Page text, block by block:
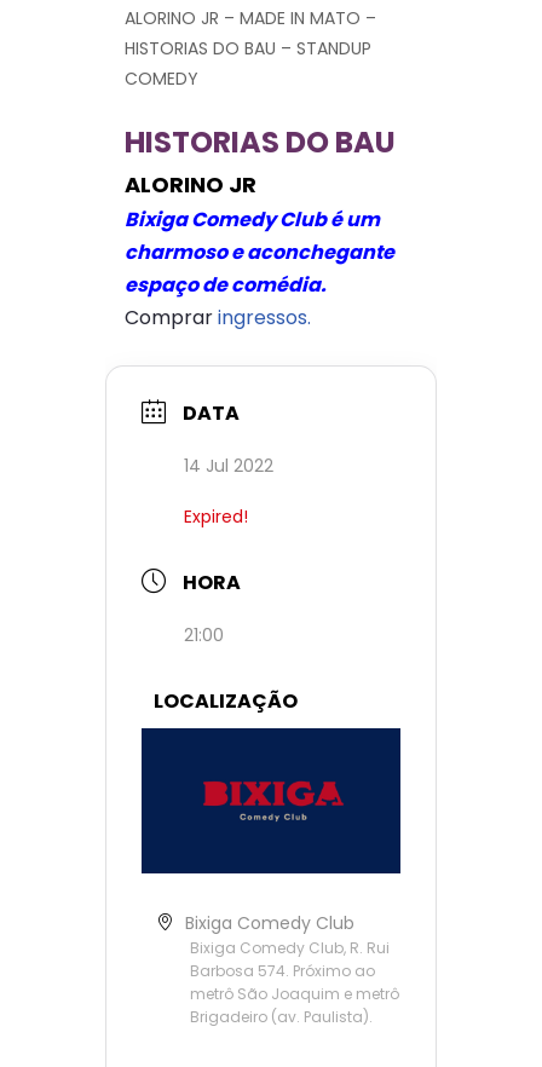
ALORINO JR – MADE IN MATO –
HISTORIAS DO BAU – STANDUP
COMEDY
HISTORIAS DO BAU
ALORINO JR
Bixiga Comedy Club é um
charmoso e aconchegante
espaço de comédia.
Compraringressos.
DATA
14 Jul 2022
Expired!
HORA
21:00
LOCALIZAÇÃO
Bixiga Comedy Club
Bixiga Comedy Club, R. Rui
Barbosa 574. Próximo ao
metrô São Joaquim e metrô
Brigadeiro (av. Paulista).